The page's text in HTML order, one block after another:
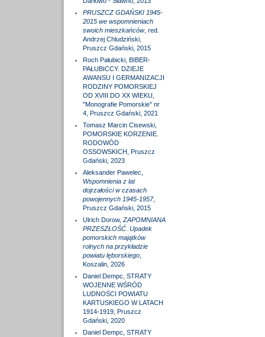
PRUSZCZ GDAŃSKI 1945-
2015 we wspomnieniach
swoich mieszkańców, red.
Andrzej Chludziński,
Pruszcz Gdański, 2015
Roch Pałubicki, BIBER-
PAŁUBICCY. DZIEJE
AWANSU I GERMANIZACJI
RODZINY POMORSKIEJ
OD XVIII DO XX WIEKU,
"Monografie Pomorskie" nr
4, Pruszcz Gdański, 2021
Tomasz Marcin Cisewski,
POMORSKIE KORZENIE.
RODOWÓD
OSSOWSKICH, Pruszcz
Gdański, 2023
Aleksander Pawelec,
Wspomnienia z lat
dojrzałości w czasach
powojennych 1945-1957,
Pruszcz Gdański, 2015
Ulrich Dorow, ZAPOMNIANA
PRZESZŁOŚĆ. Upadek
pomorskich majątków
rolnych na przykładzie
powiatu lęborskiego,
Koszalin, 2026
Daniel Dempc, STRATY
WOJENNE WŚRÓD
LUDNOŚCI POWIATU
KARTUSKIEGO W LATACH
1914-1919, Pruszcz
Gdański, 2020
Daniel Dempc, STRATY